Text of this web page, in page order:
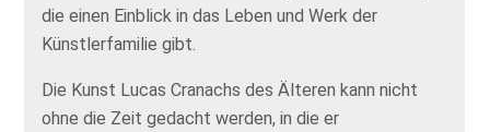
die einen Einblick in das Leben und Werk der
Künstlerfamilie gibt.
Die Kunst Lucas Cranachs des Älteren kann nicht
ohne die Zeit gedacht werden, in die er